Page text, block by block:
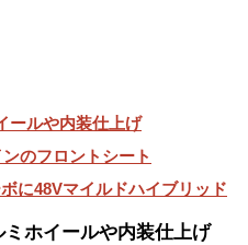
ールや内装仕上げ
のフロントシート
に48Vマイルドハイブリッド
ホイールや内装仕上げ